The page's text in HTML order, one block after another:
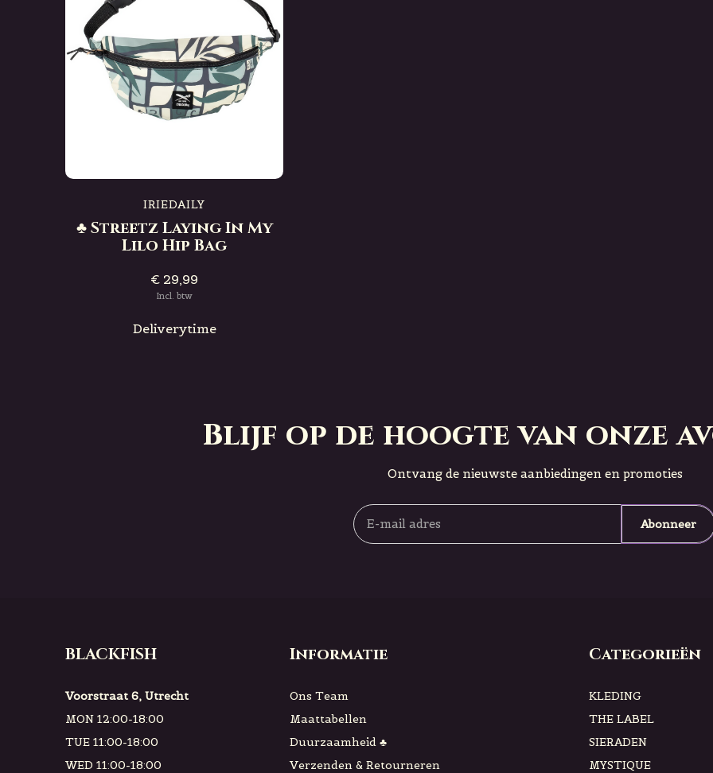
IRIEDAILY
♣ Streetz Laying In My
Lilo Hip Bag
€ 29,99
Incl. btw
Deliverytime
Blijf op de hoogte van onze
Ontvang de nieuwste aanbiedingen en promoties
Abonneer
BLACKFISH
Voorstraat 6, Utrecht
MON 12:00-18:00
TUE 11:00-18:00
WED 11:00-18:00
Informatie
Ons Team
Maattabellen
Duurzaamheid ♣
Verzenden & Retourneren
Categorieën
KLEDING
THE LABEL
SIERADEN
MYSTIQUE